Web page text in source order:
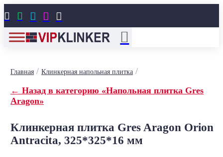
    
Главная/ Клинкерная напольная плитка/
← Назад в категорию «Напольная плитка Gres
Aragon»
Клинкерная плитка Gres Aragon Orion
Antracita, 325*325*16 мм